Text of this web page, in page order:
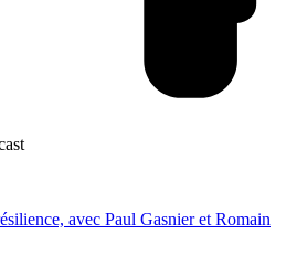
avec Paul Gasnier et Romain